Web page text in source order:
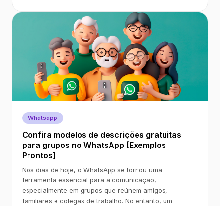
Whatsapp
Confira modelos de descrições gratuitas
para grupos no WhatsApp [Exemplos
Prontos]
Nos dias de hoje, o WhatsApp se tornou uma
ferramenta essencial para a comunicação,
especialmente em grupos que reúnem amigos,
familiares e colegas de trabalho. No entanto, um